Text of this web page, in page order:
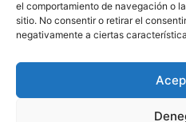
el comportamiento de navegación o
sitio. No consentir o retirar el
negativamente a ciertas